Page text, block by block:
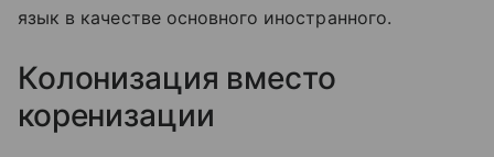
язык в качестве основного иностранного.
Колонизация вместо
коренизации